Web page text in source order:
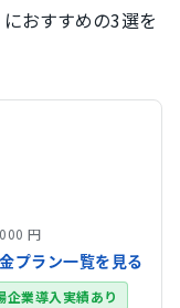
おすすめの3選を
円
プラン一覧を見る
企業導入実績あり